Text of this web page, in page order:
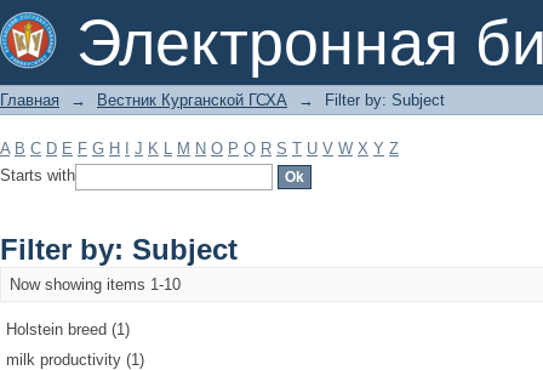
Электронная
Filter by: Subject
Главная → Вестник Курганской ГСХА → Filter by: Subject
A B C D E F G H J K L M N O P Q R S T U V W X Y Z
Starts with
Filter by: Subject
Now showing items 1-10
Holstein breed (1)
milk productivity (1)